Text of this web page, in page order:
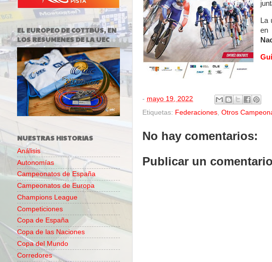
La
en
- mayo 19, 2022
Etiquetas: Federaciones Otros
No hay comentarios:
Publicar un comentario
EL EUROPEO DE COTTBUS, EN
LOS RESUMENES DE LA UEC
NUESTRAS HISTORIAS
Análisis
Autonomías
Campeonatos de España
Campeonatos de Europa
Champions League
Competiciones
Copa de España
Copa de las Naciones
Copa del Mundo
Corredores